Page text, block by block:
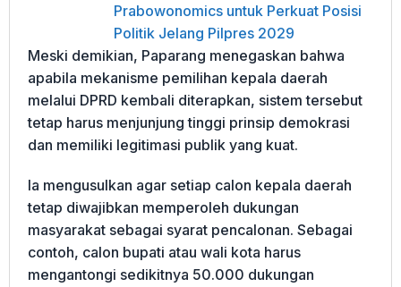
Prabowonomics untuk Perkuat Posisi
Politik Jelang Pilpres 2029
Meski demikian, Paparang menegaskan bahwa
apabila mekanisme pemilihan kepala daerah
melalui DPRD kembali diterapkan, sistem tersebut
tetap harus menjunjung tinggi prinsip demokrasi
dan memiliki legitimasi publik yang kuat.
Ia mengusulkan agar setiap calon kepala daerah
tetap diwajibkan memperoleh dukungan
masyarakat sebagai syarat pencalonan. Sebagai
contoh, calon bupati atau wali kota harus
mengantongi sedikitnya 50.000 dukungan